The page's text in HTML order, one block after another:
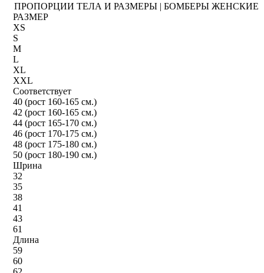
ПРОПОРЦИИ ТЕЛА И РАЗМЕРЫ | БОМБЕРЫ ЖЕНСКИЕ
РАЗМЕР
XS
S
M
L
XL
XXL
Соответствует
40 (рост 160-165 см.)
42 (рост 160-165 см.)
44 (рост 165-170 см.)
46 (рост 170-175 см.)
48 (рост 175-180 см.)
50 (рост 180-190 см.)
Шрина
32
35
38
41
43
61
Длина
59
60